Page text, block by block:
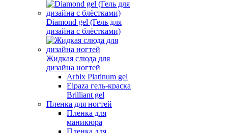
Diamond gel (Гель для
дизайна с блёстками)
Жидкая слюда для
дизайна ногтей
Arbix Platinum gel
Elpaza гель-краска
Brilliant gel
Пленка для ногтей
Пленка для
маникюра
Пленка для